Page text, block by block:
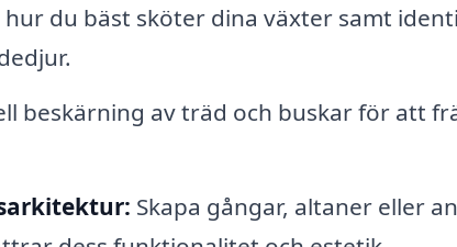
du bäst sköter dina växter samt
beskärning av träd och buskar för att
Skapa gångar, altaner eller